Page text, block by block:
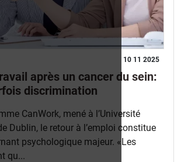
10 11 2025
après un cancer du sein:
discrimination
CanWork, mené à l’Université
Dublin, le retour à l’emploi constitue
psychologique majeur. «Les
qu...